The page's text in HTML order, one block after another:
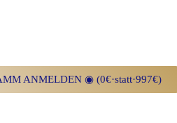
ANMELDEN ◉ (0€·statt·997€)